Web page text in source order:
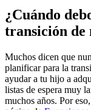
¿Cuándo
transición de
Muchos dicen que
planificar para la
ayudar a tu hijo a
listas de espera muy
muchos años. Por